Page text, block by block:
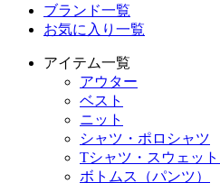
ブランド一覧
お気に入り一覧
アイテム一覧
アウター
ベスト
ニット
シャツ・ポロシャツ
Tシャツ・スウェッ
ボトムス（パンツ）